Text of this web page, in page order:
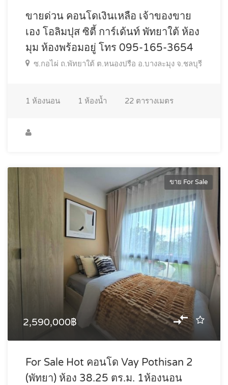
ขายด่วน คอนโดเงินเหลือ เจ้าของขาย
เอง โอลิมปุส ซิตี้ การ์เด้นท์ พัทยาใต้ ห้อง
มุม ห้องพร้อมอยู่ โทร 095-165-3654
ซ.กอไผ่ ถ.พัทยาใต้ ต.หนองปรือ อ.บางละมุง จ.ชลบุรี
1 ห้องนอน 1 ห้องน้ำ 22 ตารางเมตร
ขาย For Sale
2,590,000฿
For Sale Hot คอนโด Vay Pothisan 2
(พัทยา) ห้อง 38.25 ตร.ม. 1ห้องนอน